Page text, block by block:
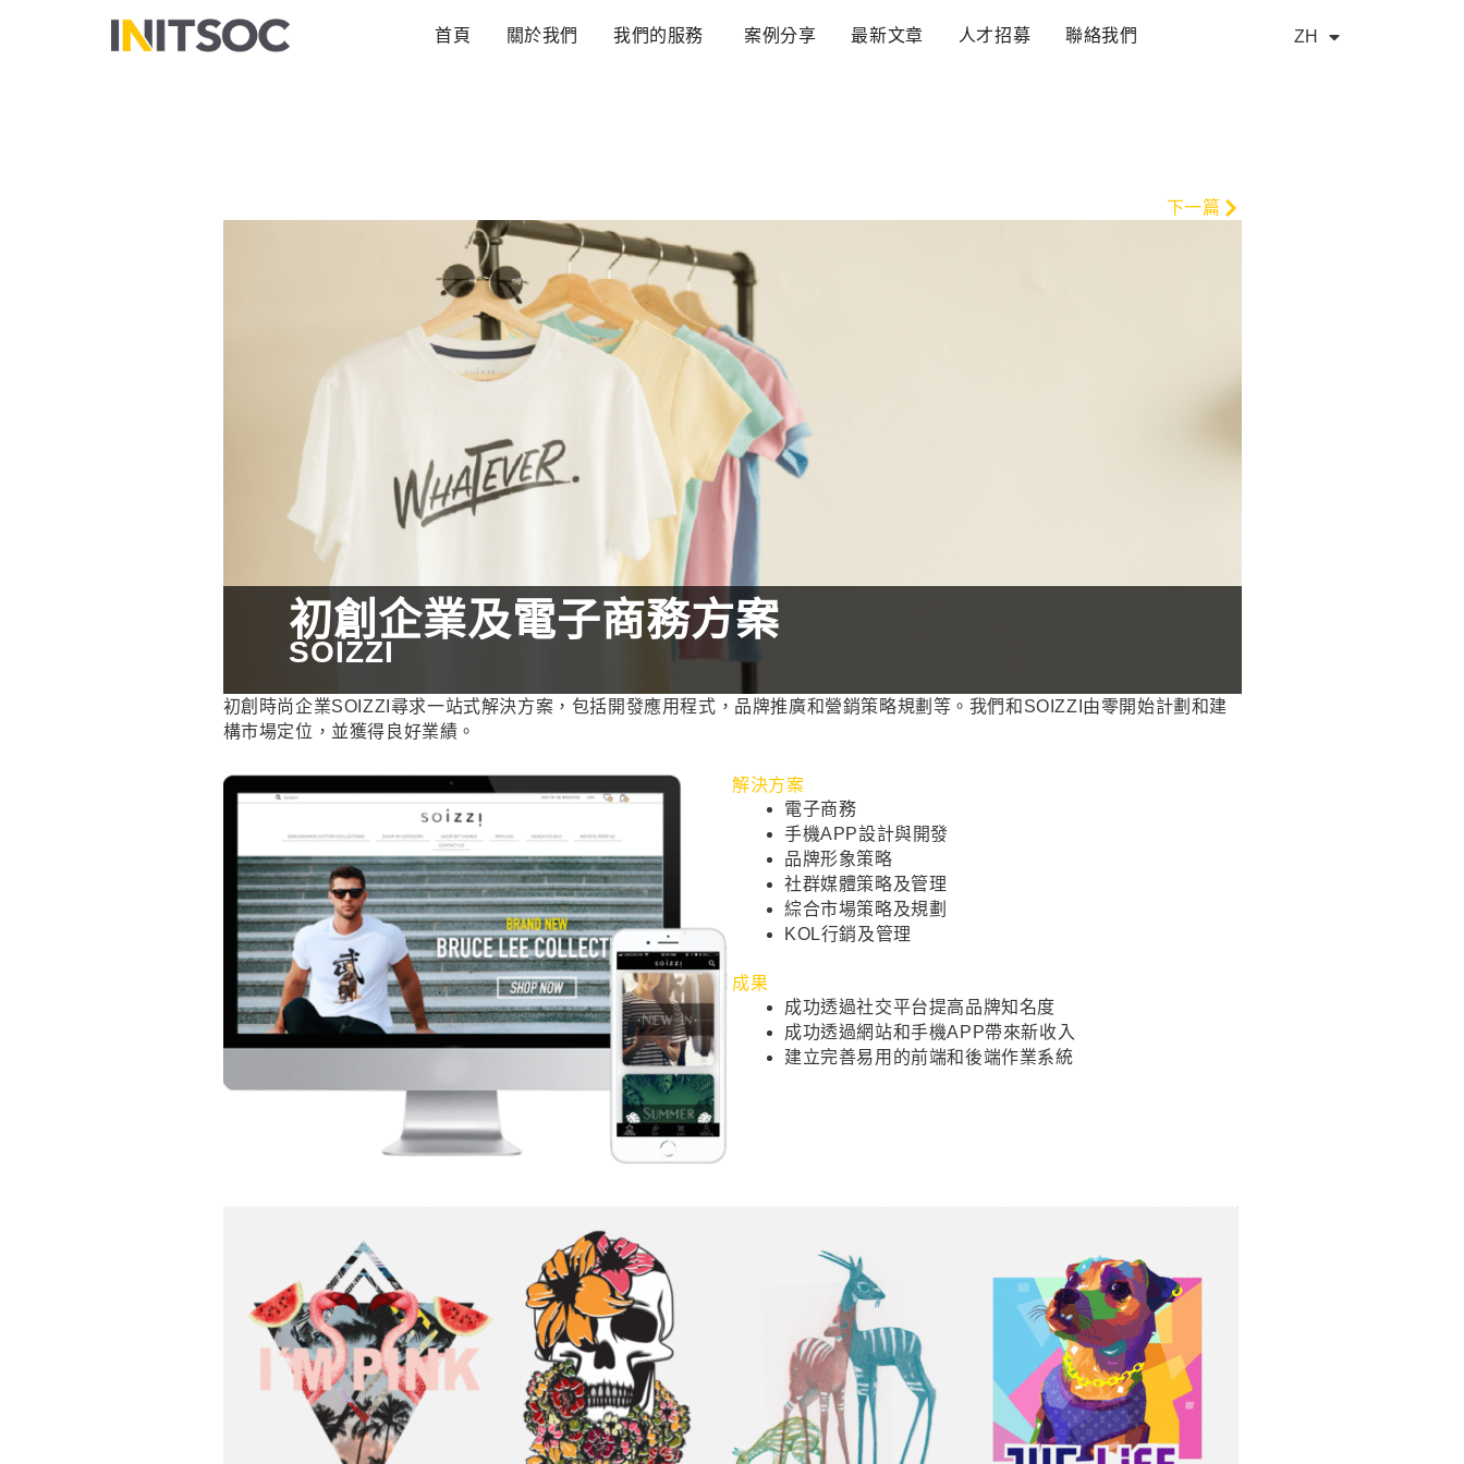
首頁 關於我們 我們的服務 Open 我們的服務
案例分享 最新文章 人才招募 聯絡我們 ZH
EN
下一篇Next
初創企業及電子商務方案
SOIZZI
初創時尚企業SOIZZI尋求一站式解決方案，包括開發應用程式，品牌推廣和營銷策略規劃等。我們和SOIZZI由零開始計劃和建
構市場定位，並獲得良好業績。
解決方案
電子商務
手機APP設計與開發
品牌形象策略
社群媒體策略及管理
綜合市場策略及規劃
KOL行銷及管理
成果
成功透過社交平台提高品牌知名度
成功透過網站和手機APP帶來新收入
建立完善易用的前端和後端作業系統